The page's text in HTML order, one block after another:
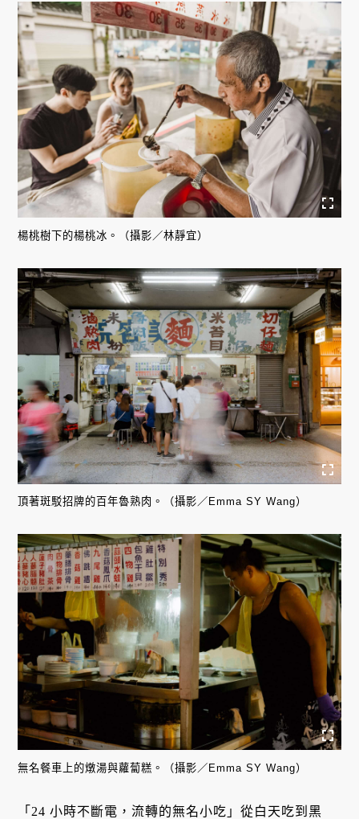
楊桃樹下的楊桃冰。（攝影／林靜宜）
頂著斑駁招牌的百年魯熟肉。（攝影／Emma SY Wang）
無名餐車上的燉湯與蘿蔔糕。（攝影／Emma SY Wang）
「24 小時不斷電，流轉的無名小吃」從白天吃到黑